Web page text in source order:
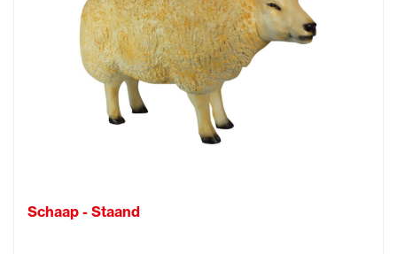
Schaap - Staand